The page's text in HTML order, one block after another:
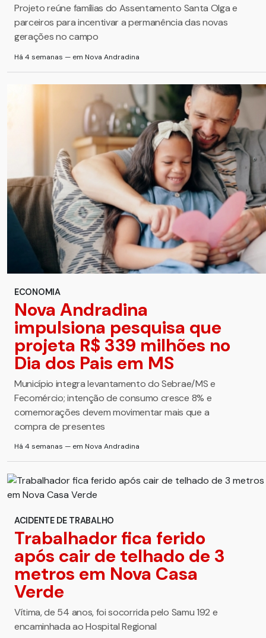
Projeto reúne famílias do Assentamento Santa Olga e
parceiros para incentivar a permanência das novas
gerações no campo
Há 4 semanas — em Nova Andradina
ECONOMIA
Nova Andradina
impulsiona pesquisa que
projeta R$ 339 milhões no
Dia dos Pais em MS
Município integra levantamento do Sebrae/MS e
Fecomércio; intenção de consumo cresce 8% e
comemorações devem movimentar mais que a
compra de presentes
Há 4 semanas — em Nova Andradina
ACIDENTE DE TRABALHO
Trabalhador fica ferido
após cair de telhado de 3
metros em Nova Casa
Verde
Vítima, de 54 anos, foi socorrida pelo Samu 192 e
encaminhada ao Hospital Regional